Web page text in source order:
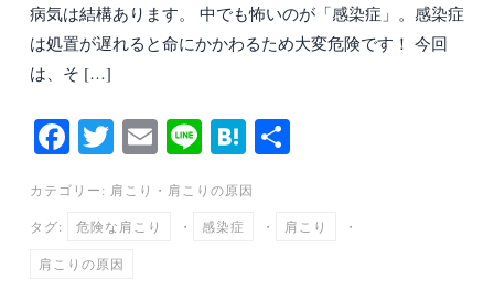
病気は結構あります。 中でも怖いのが「感染症」。感染症
は処置が遅れると命にかかわるため大変危険です！ 今回
は、そ […]
Fa
bo
ok
T
tte
r
E
ail
Li H
en
カテゴリー: 肩こり ・ 肩こりの原因
タグ: 危険な肩こり ・ 感染症 ・ 肩こり ・
肩こりの原因